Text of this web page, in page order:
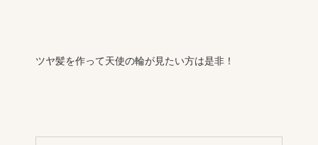
ツヤ髪を作って天使の輪が見たい方は是非！